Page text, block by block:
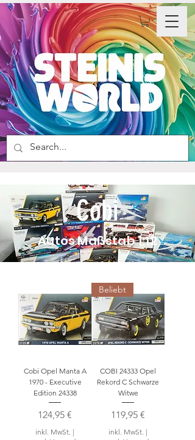
Cobi
Autos Maßstab 1:12
Cobi Opel Manta A
1970 - Executive
Edition 24338
Preis
124,95 €
inkl. MwSt. |
Beliebt
COBI 24333 Opel
Rekord C Schwarze
Witwe
Preis
119,95 €
inkl. MwSt. |